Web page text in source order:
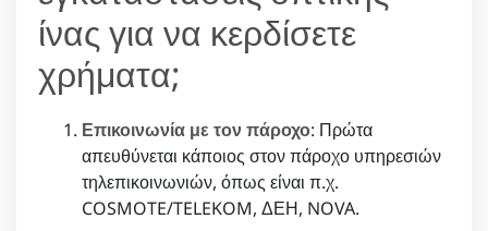
ίνας για να κερδίσετε
χρήματα;
Επικοινωνία με τον πάροχο: Πρώτα
απευθύνεται κάποιος στον πάροχο υπηρεσιών
τηλεπικοινωνιών, όπως είναι π.χ.
COSMOTE/TELEKOM, ΔΕΗ, NOVA.